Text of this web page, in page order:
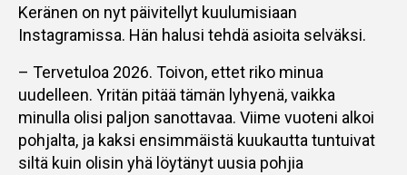
Keränen on nyt päivitellyt kuulumisiaan
Instagramissa. Hän halusi tehdä asioita selväksi.
– Tervetuloa 2026. Toivon, ettet riko minua
uudelleen. Yritän pitää tämän lyhyenä, vaikka
minulla olisi paljon sanottavaa. Viime vuoteni alkoi
pohjalta, ja kaksi ensimmäistä kuukautta tuntuivat
siltä kuin olisin yhä löytänyt uusia pohjia